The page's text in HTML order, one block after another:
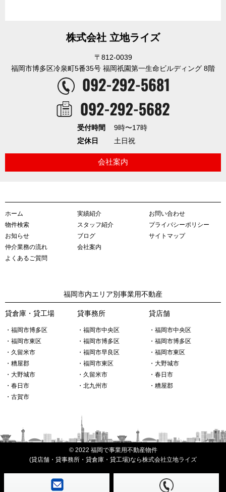
株式会社 立地ライズ
〒812-0039
福岡市博多区冷泉町5番35号 福岡祇園第一生命ビルディング 8階
受付時間
9時〜17時
定休日
土日祝
会社案内
ホーム
物件検索
お知らせ
仲介業務の流れ
よくあるご質問
実績紹介
スタッフ紹介
ブログ
会社案内
お問い合わせ
プライバシーポリシー
サイトマップ
福岡市内エリア別事業用不動産
貸倉庫・貸工場
・福岡市博多区
・福岡市東区
・久留米市
・糟屋郡
・大野城市
・春日市
・古賀市
貸事務所
・福岡市中央区
・福岡市博多区
・福岡市早良区
・福岡市東区
・久留米市
・北九州市
貸店舗
・福岡市中央区
・福岡市博多区
・福岡市東区
・大野城市
・春日市
・糟屋郡
© 2022 福岡で事業用不動産物件
(貸店舗・貸事務所・貸倉庫・貸工場)なら株式会社立地ライズ